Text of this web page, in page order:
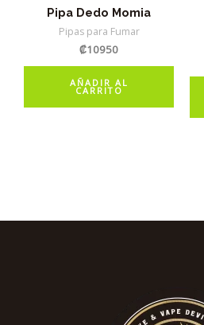
Pipa Dedo Momia
Pipas para Fumar
₡10950
AÑADIR AL
CARRITO